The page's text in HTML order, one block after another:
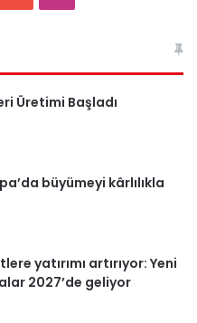
Üretimi Başladı
büyümeyi kârlılıkla
yatırımı artırıyor: Yeni
2027’de geliyor